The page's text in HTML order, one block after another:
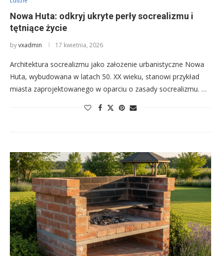
Nowa Huta: odkryj ukryte perły socrealizmu i
tętniące życie
byvxadmin 17 kwietnia, 2026
Architektura socrealizmu jako założenie urbanistyczne Nowa
Huta, wybudowana w latach 50. XX wieku, stanowi przykład
miasta zaprojektowanego w oparciu o zasady socrealizmu. …